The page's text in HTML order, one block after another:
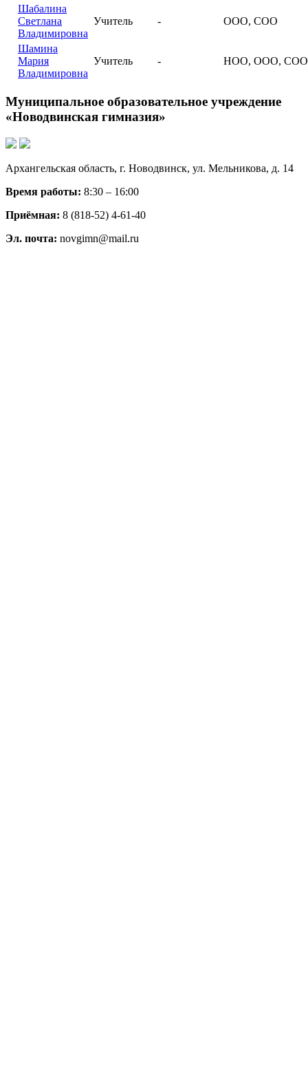
Шабалина
Светлана
Владимировна
Учитель - ООО, СОО
Шамина
Мария
Владимировна
Учитель - НОО, ООО, СОО
Муниципальное образовательное учреждение
«Новодвинская гимназия»
Архангельская область, г. Новодвинск, ул. Мельникова, д. 14
Время работы: 8:30 – 16:00
Приёмная: 8 (818-52) 4-61-40
Эл. почта: novgimn@mail.ru